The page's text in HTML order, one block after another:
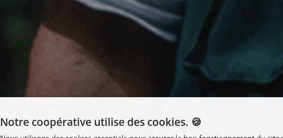
Notre coopérative utilise des cookies. 🍪